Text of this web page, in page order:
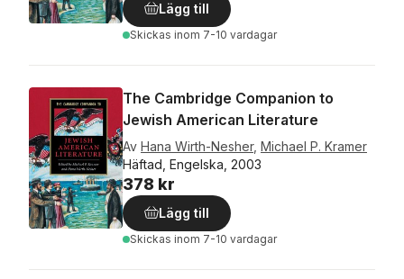
Lägg till
Skickas inom 7-10 vardagar
The Cambridge Companion to
Jewish American Literature
Av Hana Wirth-Nesher, Michael P. Kramer
Häftad, Engelska, 2003
378 kr
Lägg till
Skickas inom 7-10 vardagar